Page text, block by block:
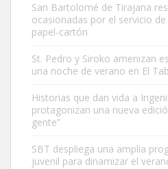
Este gato macho ha aparecido en la
es muy manso y extremadamente
Leales.org » Gran Canaria
San Bartolomé de Tirajana
ocasionadas por el servicio
papel-cartón
St. Pedro y Siroko amenizan
una noche de verano en El
Historias que dan vida a
protagonizan una nueva
gente”
SBT despliega una amplia
juvenil para dinamizar el